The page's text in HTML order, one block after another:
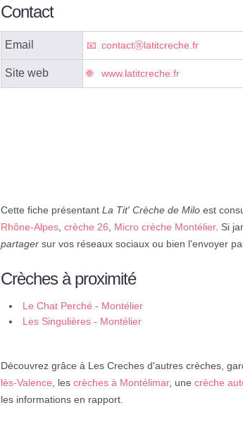
Contact
Email contactⓐlatitcreche.fr
Site web www.latitcreche.fr
Cette fiche présentant La Tit' Crèche de Milo est
Rhône-Alpes crèche 26 Micro crèche Montélier. Si
partager sur vos réseaux sociaux ou bien l'envoyer
Crèches à proximité
Le Chat Perché - Montélier
Les Singulières - Montélier
Découvrez grâce à Les Creches d'autres crèches,
lès-Valence , les crèches à Montélimar, une crèche
les informations en rapport.